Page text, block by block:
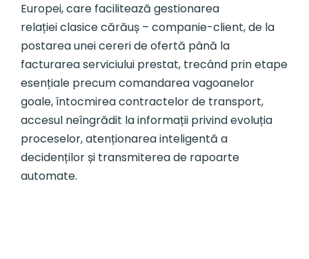
Europei, care facilitează gestionarea
relației clasice cărăuș – companie-client, de la
postarea unei cereri de ofertă până la
facturarea serviciului prestat, trecând prin etape
esențiale precum comandarea vagoanelor
goale, întocmirea contractelor de transport,
accesul neîngrădit la informații privind evoluția
proceselor, atenționarea inteligentă a
decidenților și transmiterea de rapoarte
automate.